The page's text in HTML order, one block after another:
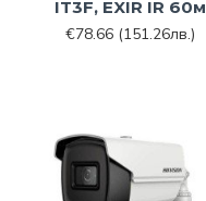
IT3F, EXIR IR 60м
€78.66 (151.26лв.)